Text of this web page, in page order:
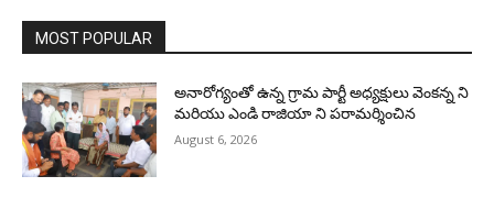
MOST POPULAR
అనారోగ్యంతో ఉన్న గ్రామ పార్టీ అధ్యక్షులు వెంకన్న ని
మరియు ఎండి రాజియా ని పరామర్శించిన
August 6, 2026